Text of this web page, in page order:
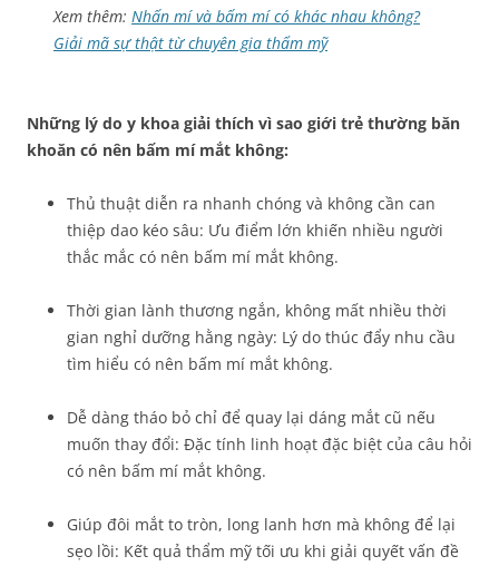
Xem thêm: Nhấn mí và bấm mí có khác nhau không?
Giải mã sự thật từ chuyên gia thẩm mỹ
Những lý do y khoa giải thích vì sao giới trẻ thường băn
khoăn có nên bấm mí mắt không:
Thủ thuật diễn ra nhanh chóng và không cần can
thiệp dao kéo sâu: Ưu điểm lớn khiến nhiều người
thắc mắc có nên bấm mí mắt không.
Thời gian lành thương ngắn, không mất nhiều thời
gian nghỉ dưỡng hằng ngày: Lý do thúc đẩy nhu cầu
tìm hiểu có nên bấm mí mắt không.
Dễ dàng tháo bỏ chỉ để quay lại dáng mắt cũ nếu
muốn thay đổi: Đặc tính linh hoạt đặc biệt của câu hỏi
có nên bấm mí mắt không.
Giúp đôi mắt to tròn, long lanh hơn mà không để lại
sẹo lồi: Kết quả thẩm mỹ tối ưu khi giải quyết vấn đề